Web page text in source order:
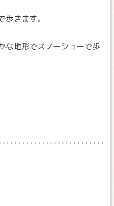
きます。
な地形でスノーシューで歩